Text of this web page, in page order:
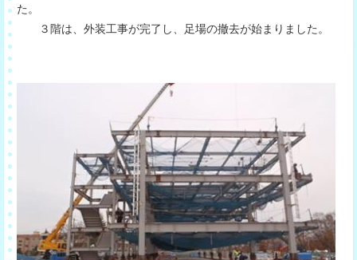
た。
３階は、外装工事が完了し、足場の撤去が始まりました。